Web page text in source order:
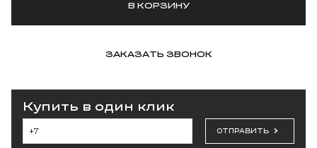
В КОРЗИНУ
ЗАКАЗАТЬ ЗВОНОК
Купить в один клик
ОТПРАВИТЬ